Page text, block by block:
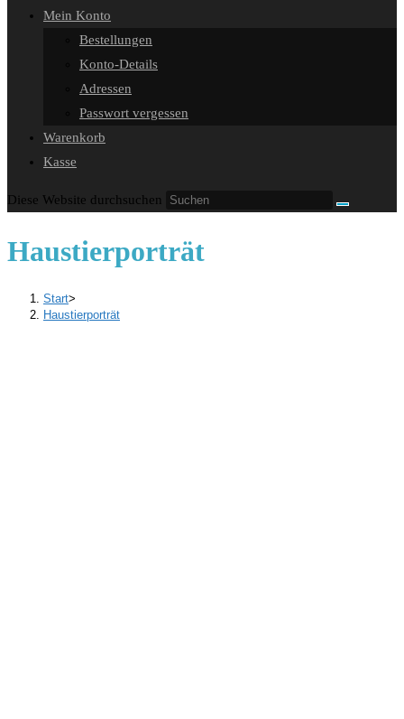
Mein Konto
Bestellungen
Konto-Details
Adressen
Passwort vergessen
Warenkorb
Kasse
Diese Website durchsuchen
Haustierporträt
Start>
Haustierporträt